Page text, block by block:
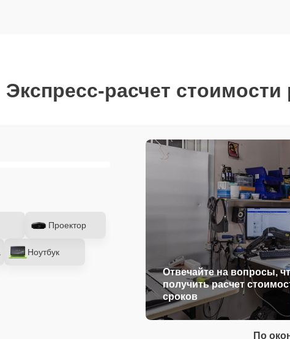
Экспресс-расчет стоимости
Проектор
Ноутбук
Отвечайте на вопросы,
получить расчет
сроков
По